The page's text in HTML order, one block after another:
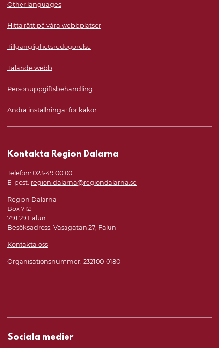
Other languages
Hitta rätt på våra webbplatser
Tillgänglighetsredogörelse
Talande webb
Personuppgiftsbehandling
Ändra inställningar för kakor
Kontakta Region Dalarna
Telefon: 023-49 00 00
E-post: region.dalarna@regiondalarna.se
Region Dalarna
Box 712
791 29 Falun
Besöksadress: Vasagatan 27, Falun
Kontakta oss
Organisationsnummer: 232100-0180
Sociala medier